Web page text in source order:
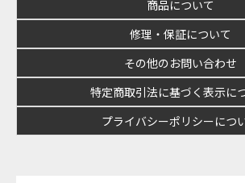
商品について
修理・保証について
その他のお問い合わせ
特定商取引法に基づく表示に
プライバシーポリシーにつ